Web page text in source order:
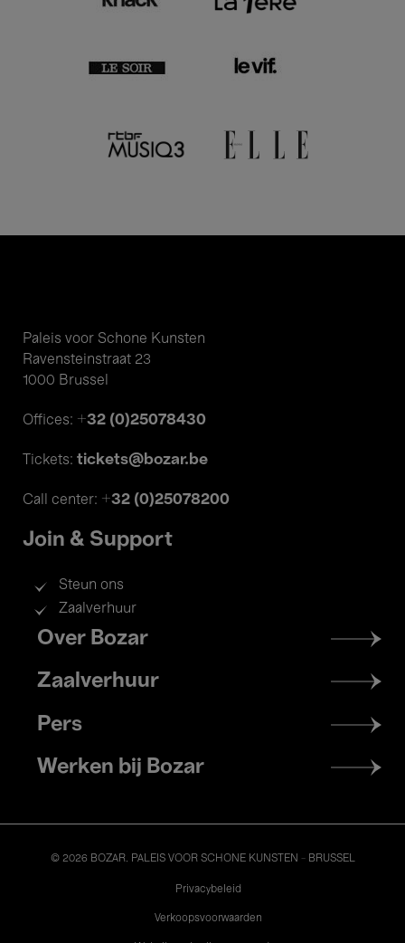
Paleis voor Schone Kunsten
Ravensteinstraat 23
1000 Brussel
Offices: +32 (0)25078430
Tickets: tickets@bozar.be
Call center: +32 (0)25078200
Join & Support
Steun ons
Zaalverhuur
Footer
menu
Over Bozar
Zaalverhuur
Pers
Werken bij Bozar
© 2026 BOZAR. PALEIS VOOR SCHONE KUNSTEN - BRUSSEL
Privacybeleid
Verkoopsvoorwaarden